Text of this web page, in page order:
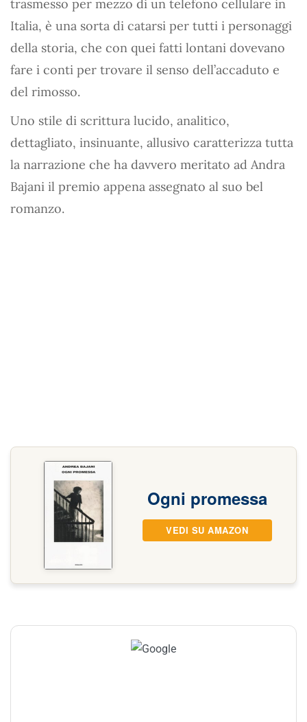
trasmesso per mezzo di un telefono cellulare in
Italia, è una sorta di catarsi per tutti i personaggi
della storia, che con quei fatti lontani dovevano
fare i conti per trovare il senso dell’accaduto e
del rimosso.
Uno stile di scrittura lucido, analitico,
dettagliato, insinuante, allusivo caratterizza tutta
la narrazione che ha davvero meritato ad Andra
Bajani il premio appena assegnato al suo bel
romanzo.
Ogni promessa
VEDI SU AMAZON